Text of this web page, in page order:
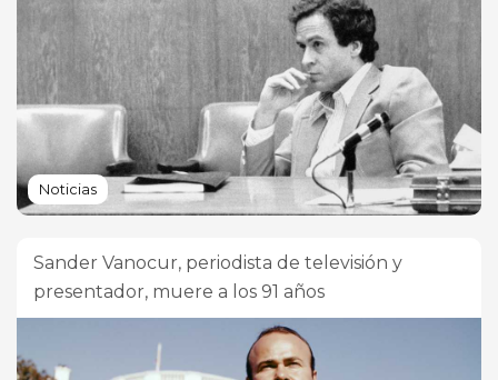
Noticias
Sander Vanocur, periodista de televisión y
presentador, muere a los 91 años